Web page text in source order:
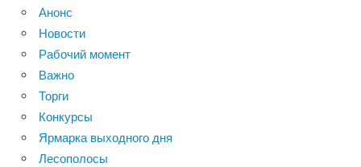
Анонс
Новости
Рабочий момент
Важно
Торги
Конкурсы
Ярмарка выходного дня
Лесополосы